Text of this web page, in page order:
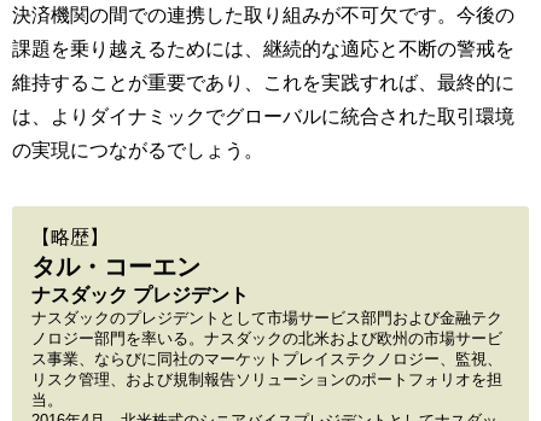
決済機関の間での連携した取り組みが不可欠です。今後の
課題を乗り越えるためには、継続的な適応と不断の警戒を
維持することが重要であり、これを実践すれば、最終的に
は、よりダイナミックでグローバルに統合された取引環境
の実現につながるでしょう。
【略歴】
タル・コーエン
ナスダック プレジデント
ナスダックのプレジデントとして市場サービス部門および金融テク
ノロジー部門を率いる。ナスダックの北米および欧州の市場サービ
ス事業、ならびに同社のマーケットプレイステクノロジー、監視、
リスク管理、および規制報告ソリューションのポートフォリオを担
当。